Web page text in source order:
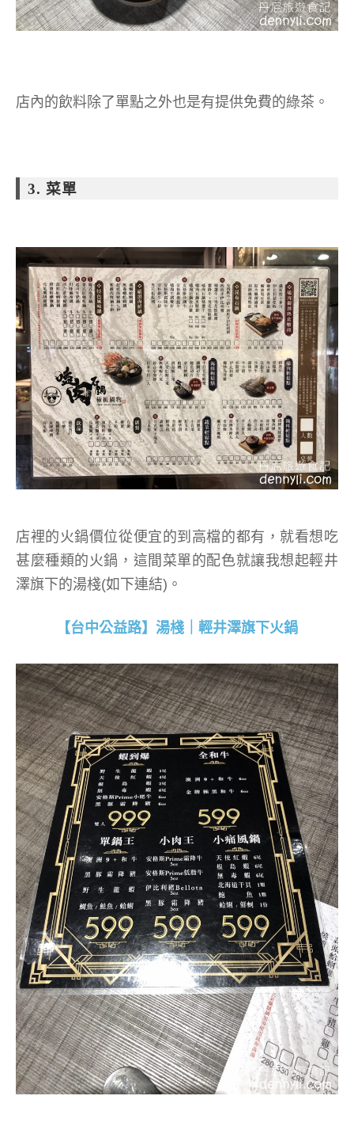
店內的飲料除了單點之外也是有提供免費的綠茶。
3. 菜單
店裡的火鍋價位從便宜的到高檔的都有，就看想吃
甚麼種類的火鍋，這間菜單的配色就讓我想起輕井
澤旗下的湯棧(如下連結)。
【台中公益路】湯棧｜輕井澤旗下火鍋